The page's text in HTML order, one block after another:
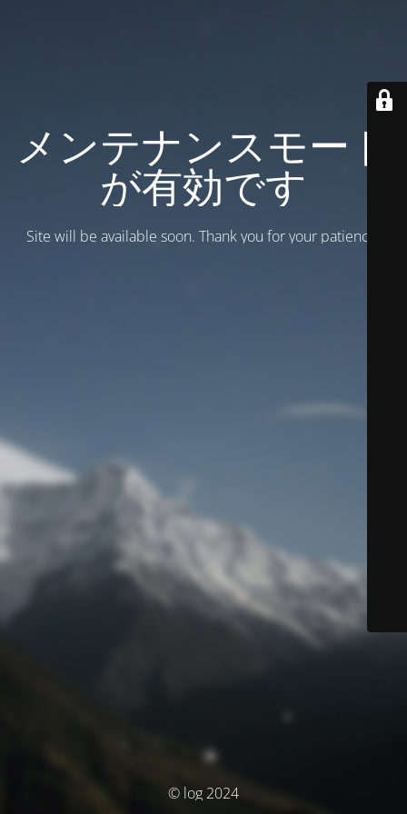
メンテナンスモード
が有効です
Site will be available soon. Thank you for your patience!
© log 2024